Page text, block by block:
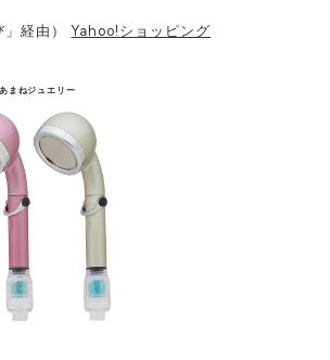
」経由）Yahoo!ショッピング
まねジュエリー